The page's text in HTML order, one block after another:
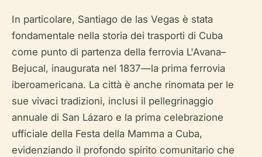
In particolare, Santiago de las Vegas è stata
fondamentale nella storia dei trasporti di Cuba
come punto di partenza della ferrovia L'Avana–
Bejucal, inaugurata nel 1837—la prima ferrovia
iberoamericana. La città è anche rinomata per le
sue vivaci tradizioni, inclusi il pellegrinaggio
annuale di San Lázaro e la prima celebrazione
ufficiale della Festa della Mamma a Cuba,
evidenziando il profondo spirito comunitario che